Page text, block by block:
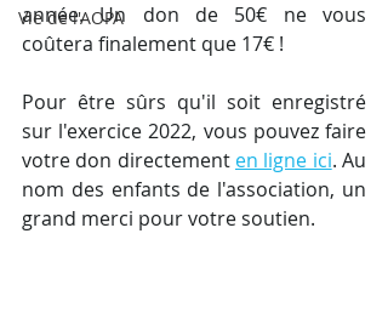
Vie de l'AOPA
année. Un don de 50€ ne vous
coûtera finalement que 17€ !
Pour être sûrs qu'il soit enregistré
sur l'exercice 2022, vous pouvez faire
votre don directement en ligne ici. Au
nom des enfants de l'association, un
grand merci pour votre soutien.